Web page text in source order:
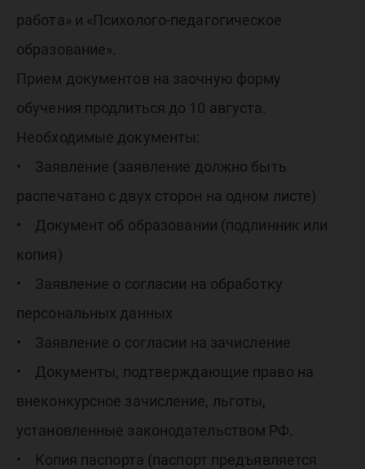
работа» и «Психолого-педагогическое
образование».
Прием документов на заочную форму
обучения продлиться до 10 августа.
Необходимые документы:
• Заявление (заявление должно быть
распечатано с двух сторон на одном листе)
• Документ об образовании (подлинник или
копия)
• Заявление о согласии на обработку
персональных данных
• Заявление о согласии на зачисление
• Документы, подтверждающие право на
внеконкурсное зачисление, льготы,
установленные законодательством РФ.
• Копия паспорта (паспорт предъявляется